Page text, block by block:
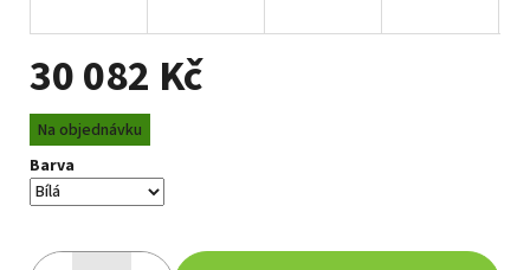
30 082 Kč
Měrná
cena:
Na objednávku
Barva